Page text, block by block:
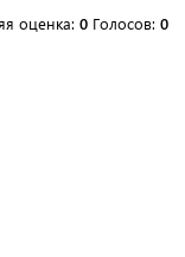
оценка: 0 Голосов: 0